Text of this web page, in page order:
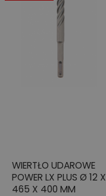
WIERTŁO UDAROWE
POWER LX PLUS Ø 12 X
465 X 400 MM